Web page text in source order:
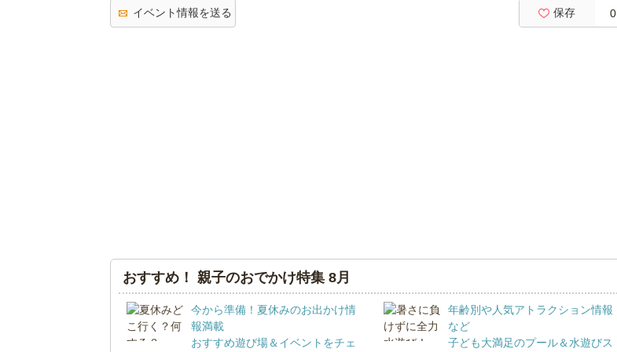
イベント情報を送る 保存 0
おすすめ！ 親子のおでかけ特集 8月
今から準備！夏休みのお出かけ情
報満載
おすすめ遊び場＆イベントをチェ
年齢別や人気アトラクション情報
など
子ども大満足のプール＆水遊びス